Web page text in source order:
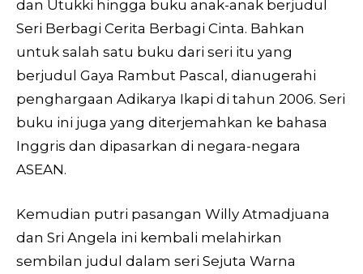
dan Utukki hingga buku anak-anak berjudul
Seri Berbagi Cerita Berbagi Cinta. Bahkan
untuk salah satu buku dari seri itu yang
berjudul Gaya Rambut Pascal, dianugerahi
penghargaan Adikarya Ikapi di tahun 2006. Seri
buku ini juga yang diterjemahkan ke bahasa
Inggris dan dipasarkan di negara-negara
ASEAN.
Kemudian putri pasangan Willy Atmadjuana
dan Sri Angela ini kembali melahirkan
sembilan judul dalam seri Sejuta Warna